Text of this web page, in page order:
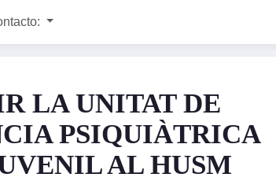
LA UNITAT DE
PSIQUIÀTRICA
AL HUSM